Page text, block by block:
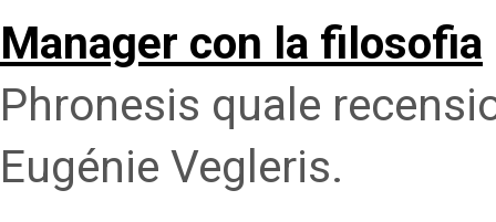
Manager con la filosofia
Phronesis quale
Eugénie Vegleris.